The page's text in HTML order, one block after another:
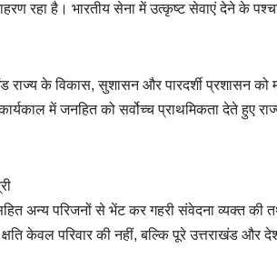
रहा है। भारतीय सेना में उत्कृष्ट सेवाएं देने के
राज्य के विकास, सुशासन और पारदर्शी प्रशासन
में जनहित को सर्वोच्च प्राथमिकता देते हुए
अन्य परिजनों से भेंट कर गहरी संवेदना व्यक्त
केवल परिवार की नहीं, बल्कि पूरे उत्तराखंड और